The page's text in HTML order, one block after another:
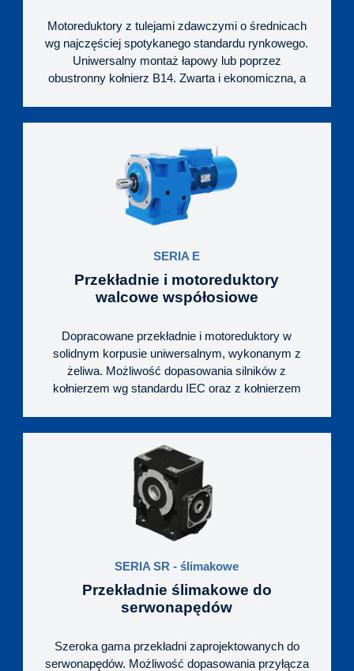
Motoreduktory z tulejami zdawczymi o średnicach
wg najczęściej spotykanego standardu rynkowego.
Uniwersalny montaż łapowy lub poprzez
obustronny kołnierz B14. Zwarta i ekonomiczna, a
ewolwentowym.
SERIA E
Przekładnie i motoreduktory
walcowe współosiowe
Dopracowane przekładnie i motoreduktory w
solidnym korpusie uniwersalnym, wykonanym z
żeliwa. Możliwość dopasowania silników z
kołnierzem wg standardu IEC oraz z kołnierzem
SERIA SR - ślimakowe
Przekładnie ślimakowe do
serwonapędów
Szeroka gama przekładni zaprojektowanych do
serwonapędów. Możliwość dopasowania przyłącza